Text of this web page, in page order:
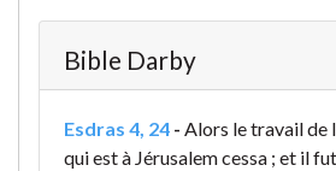
Bible Darby
Esdras 4, 24 - Alors le travail de
qui est à Jérusalem cessa ; et il